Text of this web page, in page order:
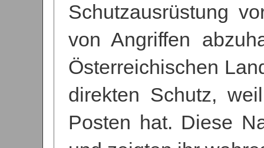
Schutzausrüstung
von Angriffen
Österreichischen
direkten Schutz,
Posten hat. Diese